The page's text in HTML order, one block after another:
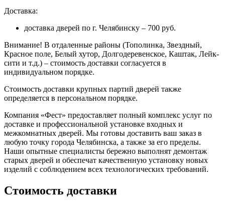
Доставка:
доставка дверей по г. Челябинску – 700 руб.
Внимание! В отдаленные районы (Тополинка, Звездный,
Красное поле, Белый хутор, Долгодеревенское, Каштак, Лейк-
сити и т.д.) – стоимость доставки согласуется в
индивидуальном порядке.
Стоимость доставки крупных партий дверей также
определяется в персональном порядке.
Компания «Фест» предоставляет полный комплекс услуг по
доставке и профессиональной установке входных и
межкомнатных дверей. Мы готовы доставить ваш заказ в
любую точку города Челябинска, а также за его пределы.
Наши опытные специалисты бережно выполнят демонтаж
старых дверей и обеспечат качественную установку новых
изделий с соблюдением всех технологических требований.
Стоимость доставки